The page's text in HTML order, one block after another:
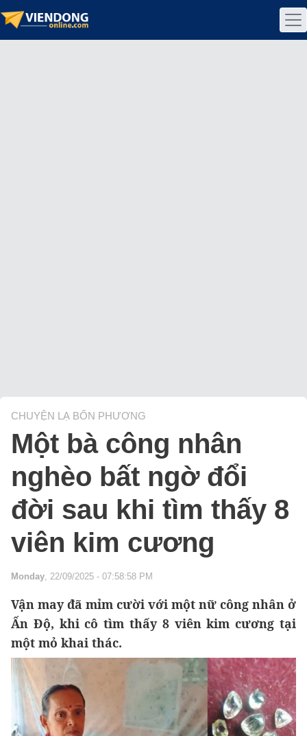
CHUYỆN LẠ BỐN PHƯƠNG
Một bà công nhân
nghèo bất ngờ đổi
đời sau khi tìm thấy 8
viên kim cương
Monday, 22/09/2025 - 07:58:58 PM
Vận may đã mỉm cười với một nữ công nhân ở
Ấn Độ, khi cô tìm thấy 8 viên kim cương tại
một mỏ khai thác.